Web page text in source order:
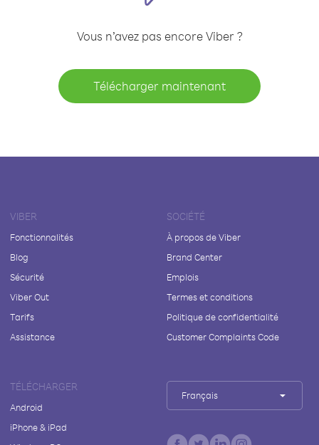
Vous n’avez pas encore Viber ?
Télécharger maintenant
VIBER
Fonctionnalités
Blog
Sécurité
Viber Out
Tarifs
Assistance
SOCIÉTÉ
À propos de Viber
Brand Center
Emplois
Termes et conditions
Politique de confidentialité
Customer Complaints Code
TÉLÉCHARGER
Android
iPhone & iPad
Français